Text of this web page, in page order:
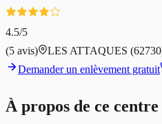
4.5/5
(5 avis) LES ATTAQUES
Demander un enlèvement gratuit
À propos de ce